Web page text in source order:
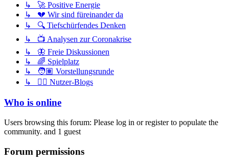
↳ 🚀 Positive Energie
↳ 💔 Wir sind füreinander da
↳ 🔍 Tiefschürfendes Denken
↳ 📺 Analysen zur Coronakrise
↳ 🦋 Freie Diskussionen
↳ 🌈 Spielplatz
↳ 🧑🏽 Vorstellungsrunde
↳ ✍🏽 Nutzer-Blogs
Who is online
Users browsing this forum: Please log in or register to populate the
community. and 1 guest
Forum permissions